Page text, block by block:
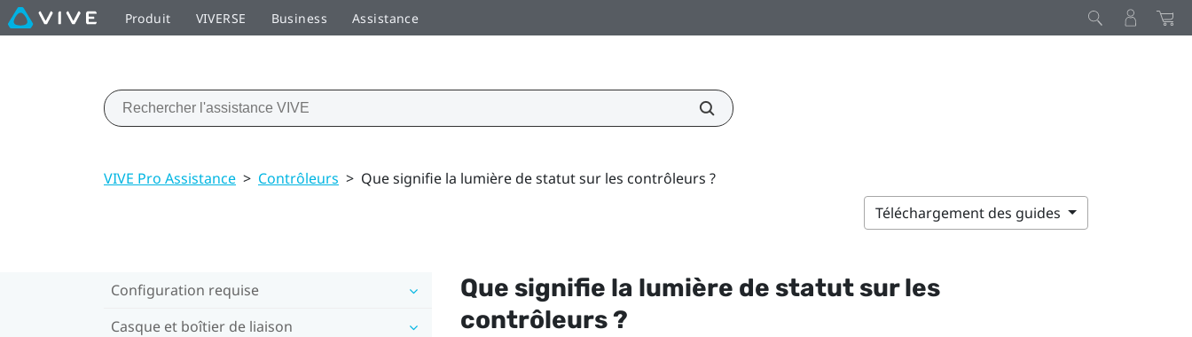
Produit VIVERSE Business Assistance
VIVE Pro Assistance > Contrôleurs > Que signifie la lumière de statut sur les contrôleurs ?
Téléchargement des guides
Configuration requise
Casque et boîtier de liaison
Que signifie la lumière de statut sur les
contrôleurs ?